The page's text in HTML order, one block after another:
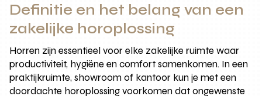
Definitie en het belang van een
zakelijke horoplossing
Horren zijn essentieel voor elke zakelijke ruimte waar
productiviteit, hygiëne en comfort samenkomen. In een
praktijkruimte, showroom of kantoor kun je met een
doordachte horoplossing voorkomen dat ongewenste